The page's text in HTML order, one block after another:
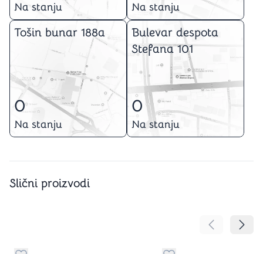
Na stanju Na stanju
Tošin bunar 188a
0
Na stanju
Bulevar despota
Stefana 101
0
Na stanju
Slični proizvodi
Pomeranje